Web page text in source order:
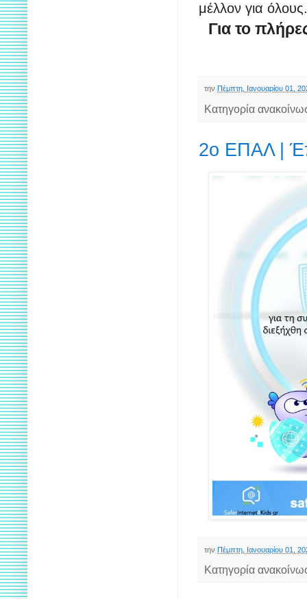
μέλλον για
Για το
την Πέμπτη, Ιανουαρίου 01,
Κατηγορία
2ο ΕΠΑΛ |
την Πέμπτη, Ιανουαρίου 01,
Κατηγορία